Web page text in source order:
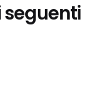
seguenti